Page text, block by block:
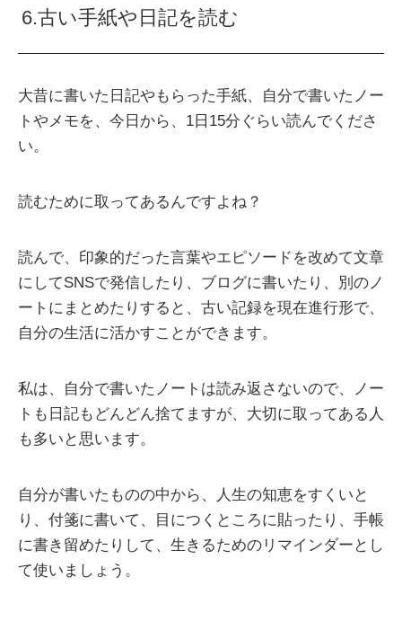
6.古い手紙や日記を読む
大昔に書いた日記やもらった手紙、自分で書いたノー
トやメモを、今日から、1日15分ぐらい読んでくださ
い。
読むために取ってあるんですよね？
読んで、印象的だった言葉やエピソードを改めて文章
にしてSNSで発信したり、ブログに書いたり、別のノ
ートにまとめたりすると、古い記録を現在進行形で、
自分の生活に活かすことができます。
私は、自分で書いたノートは読み返さないので、ノー
トも日記もどんどん捨てますが、大切に取ってある人
も多いと思います。
自分が書いたものの中から、人生の知恵をすくいと
り、付箋に書いて、目につくところに貼ったり、手帳
に書き留めたりして、生きるためのリマインダーとし
て使いましょう。